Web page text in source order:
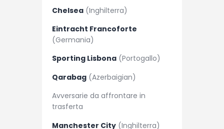
Chelsea (Inghilterra)
Eintracht Francoforte
(Germania)
Sporting Lisbona (Portogallo)
Qarabag (Azerbaigian)
Avversarie da affrontare in
trasferta
Manchester City (Inghilterra)